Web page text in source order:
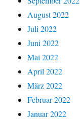
August 2022
Juli 2022
Juni 2022
Mai 2022
April 2022
März 2022
Februar 2022
Januar 2022